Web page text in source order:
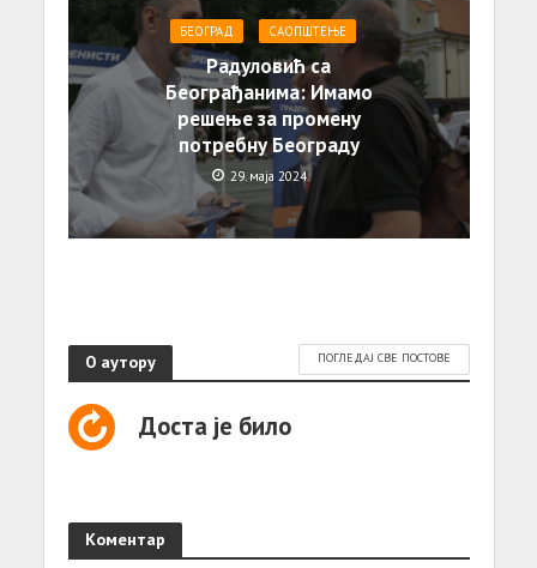
БЕОГРАД САОПШТЕЊE
Радуловић са
Београђанима: Имамо
решење за промену
потребну Београду
29. маја 2024.
О аутору ПОГЛЕДАЈ СВЕ ПОСТОВЕ
Доста је било
Коментар